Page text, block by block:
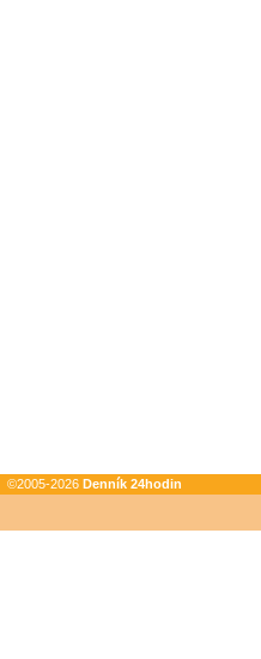
©2005-2026 Denník 24hodin